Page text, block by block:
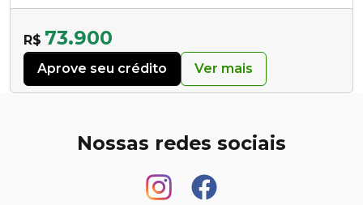
R$ 73.900
Aprove seu crédito Ver mais
Nossas redes sociais